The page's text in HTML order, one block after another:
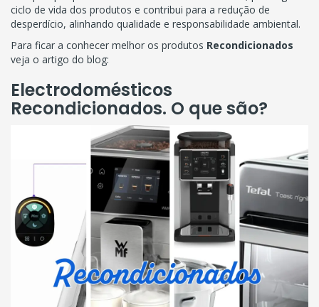
ciclo de vida dos produtos e contribui para a redução de
desperdício, alinhando qualidade e responsabilidade ambiental.
Para ficar a conhecer melhor os produtos Recondicionados
veja o artigo do blog:
Electrodomésticos
Recondicionados. O que são?